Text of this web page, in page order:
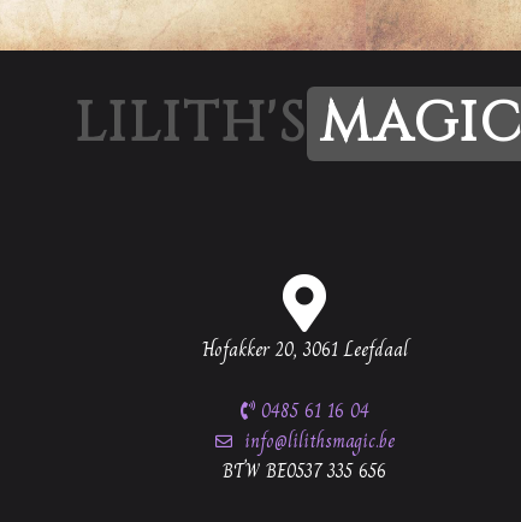
LILITH'S MAGIC
Hofakker 20, 3061 Leefdaal
0485 61 16 04
info@lilithsmagic.be
BTW BE0537 335 656